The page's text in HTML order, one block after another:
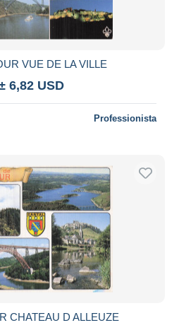
VUE DE LA VILLE
6,82 USD
Professionista
CHATEAU D ALLEUZE